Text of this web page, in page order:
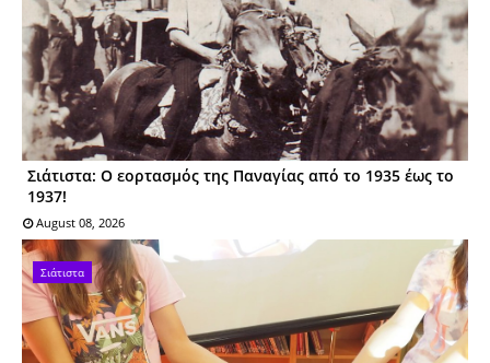
Σιάτιστα: Ο εορτασμός της Παναγίας από το 1935 έως το
1937!
August 08, 2026
Σιάτιστα